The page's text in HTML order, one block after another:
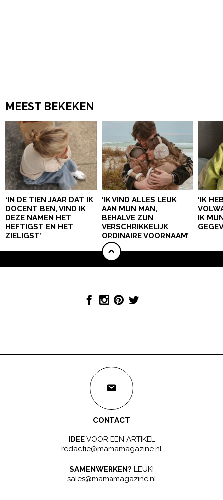
MEEST BEKEKEN
‘IN DE TIEN JAAR DAT IK
DOCENT BEN, VIND IK
DEZE NAMEN HET
HEFTIGST EN HET
ZIELIGST’
‘IK VIND ALLES LEUK
AAN MIJN MAN,
BEHALVE ZIJN
VERSCHRIKKELIJK
ORDINAIRE VOORNAAM’
‘IK
IK
CONTACT
IDEEVOOR EEN ARTIKEL
redactie@mamamagazine.nl
SAMENWERKEN? LEUK!
sales@mamamagazine.nl